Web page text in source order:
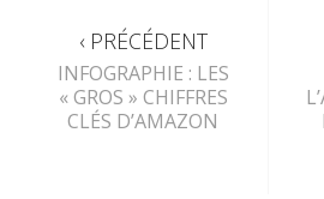
‹ PRÉCÉDENT
INFOGRAPHIE : LES
« GROS » CHIFFRES
CLÉS D’AMAZON